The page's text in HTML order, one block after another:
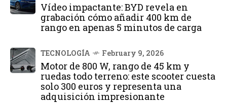
Vídeo impactante: BYD revela en
grabación cómo añadir 400 km de
rango en apenas 5 minutos de carga
TECNOLOGÍA February 9, 2026
Motor de 800 W, rango de 45 km y
ruedas todo terreno: este scooter cuesta
solo 300 euros y representa una
adquisición impresionante